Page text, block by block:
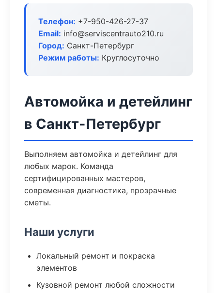
Телефон: +7-950-426-27-37
Email: info@serviscentrauto210.ru
Город: Санкт-Петербург
Режим работы: Круглосуточно
Автомойка и детейлинг
в Санкт-Петербург
Выполняем автомойка и детейлинг для
любых марок. Команда
сертифицированных мастеров,
современная диагностика, прозрачные
сметы.
Наши услуги
Локальный ремонт и покраска
элементов
Кузовной ремонт любой сложности